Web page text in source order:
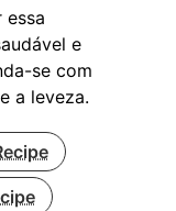
essa
e
se com
a leveza.